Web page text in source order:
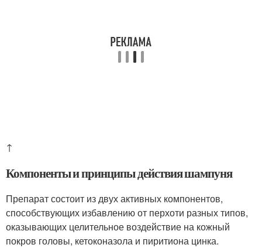
↑
Компоненты и принципы действия шампуня
Препарат состоит из двух активных компонентов,
способствующих избавлению от перхоти разных типов,
оказывающих целительное воздействие на кожный
покров головы, кетоконазола и пиритиона цинка.